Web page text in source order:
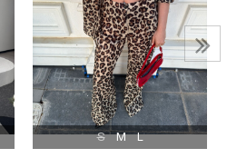
S M L